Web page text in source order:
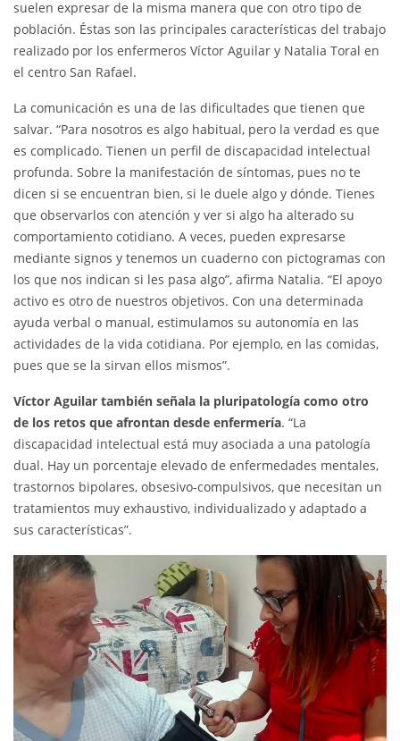
suelen expresar de la misma manera que con otro tipo de
población. Éstas son las principales características del trabajo
realizado por los enfermeros Víctor Aguilar y Natalia Toral en
el centro San Rafael.
La comunicación es una de las dificultades que tienen que
salvar. “Para nosotros es algo habitual, pero la verdad es que
es complicado. Tienen un perfil de discapacidad intelectual
profunda. Sobre la manifestación de síntomas, pues no te
dicen si se encuentran bien, si le duele algo y dónde. Tienes
que observarlos con atención y ver si algo ha alterado su
comportamiento cotidiano. A veces, pueden expresarse
mediante signos y tenemos un cuaderno con pictogramas con
los que nos indican si les pasa algo”, afirma Natalia. “El apoyo
activo es otro de nuestros objetivos. Con una determinada
ayuda verbal o manual, estimulamos su autonomía en las
actividades de la vida cotidiana. Por ejemplo, en las comidas,
pues que se la sirvan ellos mismos”.
Víctor Aguilar también señala la pluripatología como otro
de los retos que afrontan desde enfermería. “La
discapacidad intelectual está muy asociada a una patología
dual. Hay un porcentaje elevado de enfermedades mentales,
trastornos bipolares, obsesivo-compulsivos, que necesitan un
tratamientos muy exhaustivo, individualizado y adaptado a
sus características”.